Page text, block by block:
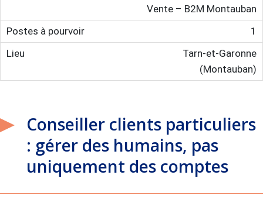
Vente – B2M Montauban
1
Tarn-et-Garonne
(Montauban)
Conseiller clients particuliers
: gérer des humains, pas
uniquement des comptes